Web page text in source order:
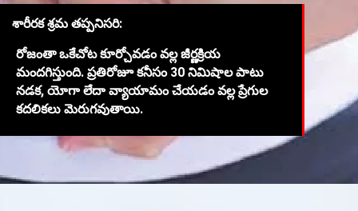
శారీరక శ్రమ తప్పనిసరి:
రోజంతా ఒకేచోట కూర్చోవడం వల్ల జీర్ణక్రియ
మందగిస్తుంది. ప్రతిరోజూ కనీసం 30 నిమిషాల పాటు
నడక, యోగా లేదా వ్యాయామం చేయడం వల్ల ప్రేగుల
కదలికలు మెరుగవుతాయి.